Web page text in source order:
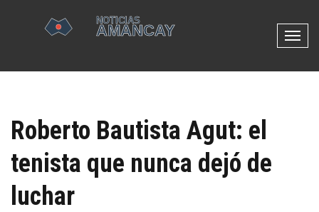
N
v
Roberto Bautista Agut: el
tenista que nunca dejó de
luchar